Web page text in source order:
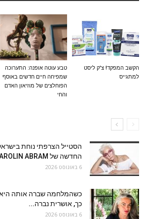
הקשב המפקד! צ'ק ליסט
למתגייס
טבע עוטה אופנה: התערוכה
שמפיחה חיים חדשים באוסף
הפוחלצים של מוזיאון האדם
והחי
הסטייל הצרפתי נוחת
החדשה של CAROLIN ABRAM הושקה
6 באוגוסט 2026
כשהמלחמה שברה אותה
כך, אושרית נברה...
6 באוגוסט 2026